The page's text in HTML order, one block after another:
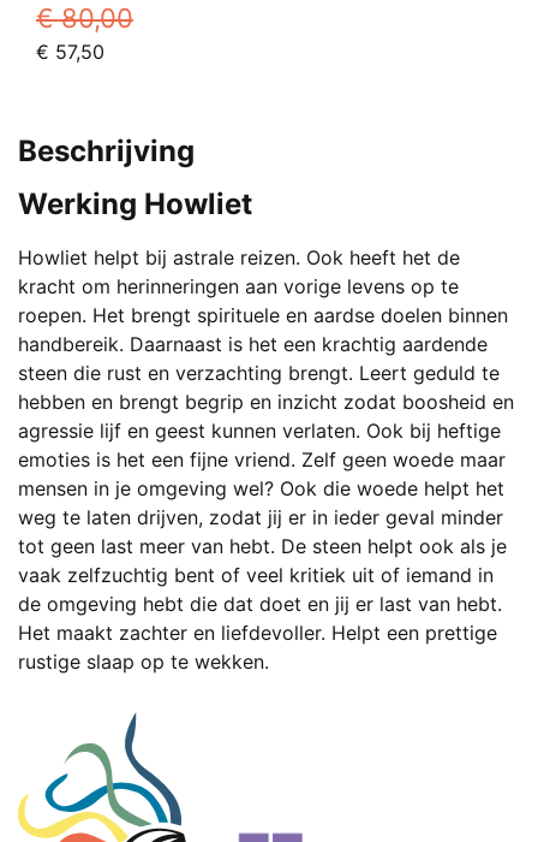
€80,00
Oorspronkelijke
€ 80,00.
€ 57,50
€ 57,50.
Beschrijving
Werking Howliet
Howliet helpt bij astrale reizen. Ook heeft het de
kracht om herinneringen aan vorige levens op te
roepen. Het brengt spirituele en aardse doelen binnen
handbereik. Daarnaast is het een krachtig aardende
steen die rust en verzachting brengt. Leert geduld te
hebben en brengt begrip en inzicht zodat boosheid en
agressie lijf en geest kunnen verlaten. Ook bij heftige
emoties is het een fijne vriend. Zelf geen woede maar
mensen in je omgeving wel? Ook die woede helpt het
weg te laten drijven, zodat jij er in ieder geval minder
tot geen last meer van hebt. De steen helpt ook als je
vaak zelfzuchtig bent of veel kritiek uit of iemand in
de omgeving hebt die dat doet en jij er last van hebt.
Het maakt zachter en liefdevoller. Helpt een prettige
rustige slaap op te wekken.